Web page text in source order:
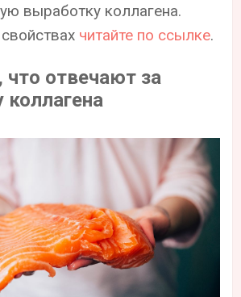
выработку коллагена.
читайте по ссылке.
отвечают за